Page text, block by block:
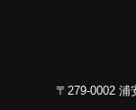
〒279-0002 浦